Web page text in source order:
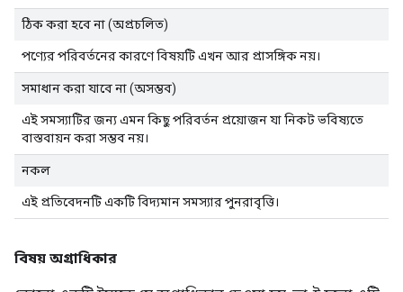
ঠিক করা হবে না (অপ্রচলিত)
পণ্যের পরিবর্তনের কারণে বিষয়টি এখন আর প্রাসঙ্গিক নয়।
সমাধান করা যাবে না (অসম্ভব)
এই সমস্যাটির জন্য এমন কিছু পরিবর্তন প্রয়োজন যা নিকট ভবিষ্যতে
বাস্তবায়ন করা সম্ভব নয়।
নকল
এই প্রতিবেদনটি একটি বিদ্যমান সমস্যার পুনরাবৃত্তি।
বিষয় অগ্রাধিকার